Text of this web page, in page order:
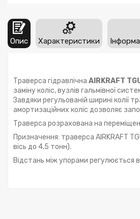
Опис Характеристики
Траверса гідравлічна AIRKRAFT
заміну коліс, вузлів гальмівної
Завдяки регульованій ширині колії
амортизаційних коліс дозволяє
Траверса розрахована на
Призначення: траверса AIRKRAFT
вісь до 4,5 тонн).
Відстань між упорами регулюється